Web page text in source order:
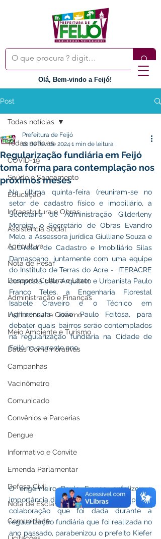
Olá, Bem-vindo a Feijó!
Post
Todas notícias
COVID-19
Saúde e Saneamento
Educação
Infraestrutura e Obras
Assistência Social
Agricultura
Nota de Pesar
Desporto Cultura e Lazer
Administração e Finanças
Institucional e Governo
Meio Ambiente e Turismo
Datas Comemorativas
Campanhas
Vacinômetro
Comunicado
Convênios e Parcerias
Dengue
Informativo e Convite
Emenda Parlamentar
Defesa Civil
Nota de Esclarecimento
Comunidade
Todas notícias
Regularização fundiária em Feijó
toma forma para contemplação nos
próximos meses
Prefeitura de Feijó
10 de fev. de 2024 1 min de leitura
Na última quinta-feira (reuniram-se no
setor de cadastro físico e imobiliário, a
Secretária de Administração Gilderleny
Moreira, o Secretário de Obras Evandro
Melo, a Assessora jurídica Giulliane Souza e
o Diretor de Cadastro e Imobiliário Silas
Damasceno, juntamente com uma equipe
do Instituto de Terras do Acre -  ITERACRE
composta pelo Arquiteto e Urbanista Paulo
Franco Teles, a Engenharia Florestal
Isabele Craveiro e o Técnico em
Agrimensura João Paulo Feitosa, para
debater quais bairros serão contemplados
na regularização fundiária na Cidade de
Feijó no corrente ano.
O engenheiro Paulo Franco, enfatizou a
importância da administração municipal na
colaboração que foi dada durante a
regularização fundiária que foi realizada no
ano passado, parabenizou o prefeito Kiefer